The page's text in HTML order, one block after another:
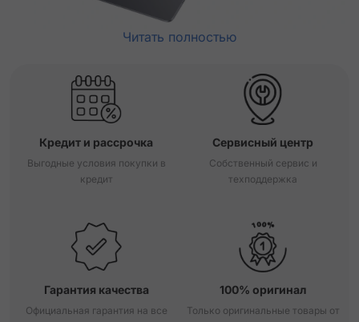
Читать полностью
Кредит и рассрочка
Выгодные условия покупки в
кредит
Сервисный центр
Собственный сервис и
техподдержка
Гарантия качества
Официальная гарантия на все
100% оригинал
Только оригинальные товары от